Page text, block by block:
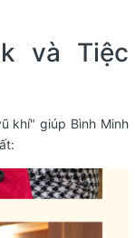
và Tiệc
khí" giúp Bình Minh